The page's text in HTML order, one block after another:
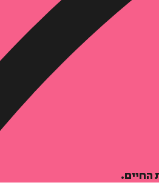
החיים.